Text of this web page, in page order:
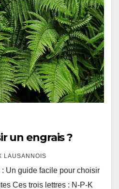
un engrais ?
LAUSANNOIS
Un guide facile pour choisir
Ces trois lettres : N-P-K